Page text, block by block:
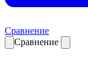
Сравнение
Сравнение